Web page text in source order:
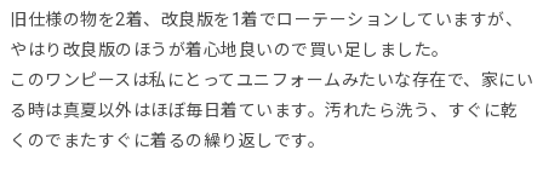
旧仕様の物を2着、改良版を1着でローテーションしていますが、
やはり改良版のほうが着心地良いので買い足しました。
このワンピースは私にとってユニフォームみたいな存在で、家にい
る時は真夏以外はほぼ毎日着ています。汚れたら洗う、すぐに乾
くのでまたすぐに着るの繰り返しです。